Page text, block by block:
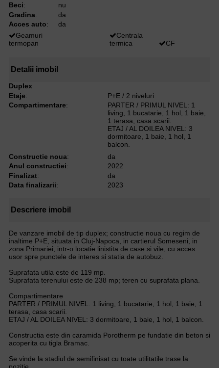
Beci:
nu
Gradina:
da
Acces auto: da
Geamuri
termopan
Centrala
termica
CF
Detalii imobil
Duplex
Etaje:
P+E / 2 niveluri
Compartimentare:
PARTER / PRIMUL NIVEL: 1
living, 1 bucatarie, 1 hol, 1 baie,
1 terasa, casa scarii.
ETAJ / AL DOILEA NIVEL: 3
dormitoare, 1 baie, 1 hol, 1
balcon.
Constructie noua:
da
Anul constructiei:
2022
Finalizat:
da
Data finalizarii: 2023
Descriere imobil
De vanzare imobil de tip duplex; constructie noua cu regim de
inaltime P+E, situata in Cluj-Napoca, in cartierul Someseni, in
zona Primariei, intr-o locatie linistita de case si vile, cu acces
usor spre punctele de interes si statia de autobuz.
Suprafata utila este de 119 mp.
Suprafata terenului este de 238 mp; teren cu suprafata plana.
Compartimentare
PARTER / PRIMUL NIVEL: 1 living, 1 bucatarie, 1 hol, 1 baie, 1
terasa, casa scarii.
ETAJ / AL DOILEA NIVEL: 3 dormitoare, 1 baie, 1 hol, 1 balcon.
Constructia este din caramida Porotherm pe fundatie din beton si
acoperita cu tigla Bramac.
Se vinde la stadiul de semifinisat cu toate utilitatile trase la